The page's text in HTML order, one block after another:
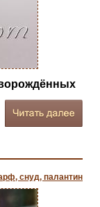
снуд, палантин